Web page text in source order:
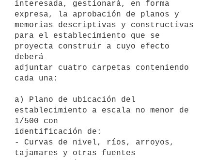
interesada, gestionará, en forma
expresa, la aprobación de planos y
memorias descriptivas y constructivas
para el establecimiento que se
proyecta construir a cuyo efecto
deberá
adjuntar cuatro carpetas conteniendo
cada una:
a) Plano de ubicación del
establecimiento a escala no menor de
1/500 con
identificación de:
- Curvas de nivel, ríos, arroyos,
tajamares y otras fuentes